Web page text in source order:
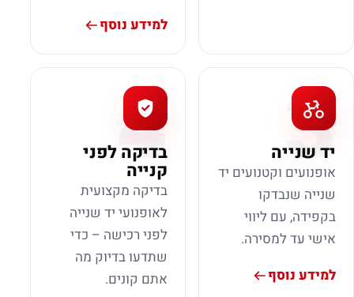
למידע נוסף
3
יד שנייה
אופנועים וקטנועים יד
שנייה שנבדקו
בקפידה, עם ליווי
אישי עד למסירה.
למידע נוסף
4
בדיקה לפני
קנייה
בדיקה מקצועית
לאופנועי יד שנייה
לפני רכישה – כדי
שתדעו בדיוק מה
אתם קונים.